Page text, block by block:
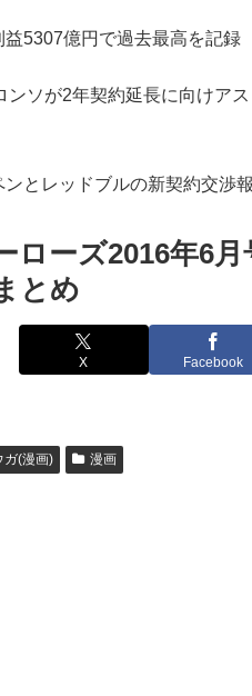
営者に海外が大騒ぎ
で海外が大騒ぎ
る理由がこちら…」→「日本
、お前がナンバーワンだ」 熊
本の対応のスピードに世界が
け合いだからなぁ（約100人）
益5307億円で過去最高を記録
ンソが2年契約延長に向けア
ンとレッドブルの新契約交渉
ローズ2016年6
とめ
X Facebook
ガ(漫画) 漫画